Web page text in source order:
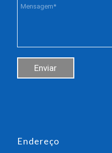
Endereço